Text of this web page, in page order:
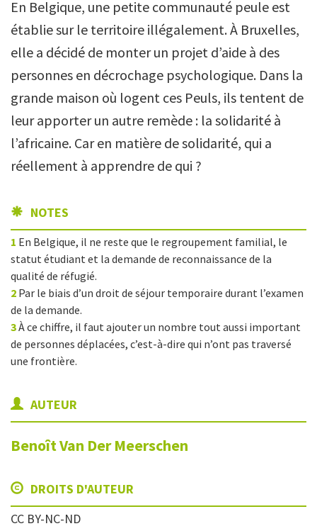
En Belgique, une petite communauté peule est
établie sur le territoire illégalement. À Bruxelles,
elle a décidé de monter un projet d’aide à des
personnes en décrochage psychologique. Dans la
grande maison où logent ces Peuls, ils tentent de
leur apporter un autre remède : la solidarité à
l’africaine. Car en matière de solidarité, qui a
réellement à apprendre de qui ?
NOTES
1 En Belgique, il ne reste que le regroupement familial, le
statut étudiant et la demande de reconnaissance de la
qualité de réfugié.
2 Par le biais d’un droit de séjour temporaire durant l’examen
de la demande.
3À ce chiffre, il faut ajouter un nombre tout aussi important
de personnes déplacées, c’est-à-dire qui n’ont pas traversé
une frontière.
AUTEUR
BenoîtVan Der Meerschen
DROITS D'AUTEUR
CC BY-NC-ND